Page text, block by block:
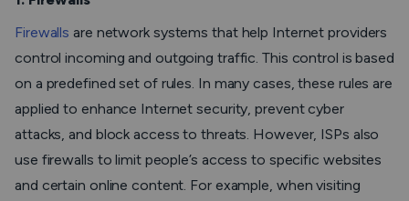
Firewalls are network systems that help Internet providers
control incoming and outgoing traffic. This control is based
on a predefined set of rules. In many cases, these rules are
applied to enhance Internet security, prevent cyber
attacks, and block access to threats. However, ISPs also
use firewalls to limit people’s access to specific websites
and certain online content. For example, when visiting